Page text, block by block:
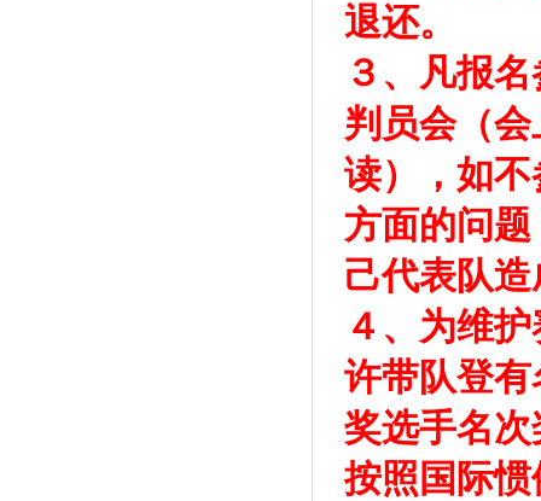
退还。
３、凡报
判员会（
读），如
方面的问
己代表队
４、为维
许带队登
奖选手名
按照国际